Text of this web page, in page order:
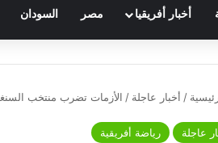
أخبار أفريقيا مصر السودان
/ أخبار عاجلة / الأزمات تضرب منتخب
عاجلة رياضة أفريقية